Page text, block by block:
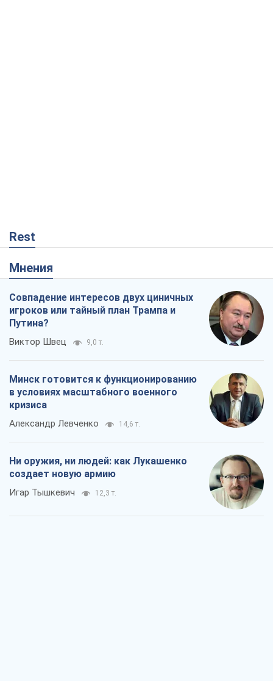
Rest
Мнения
Совпадение интересов двух циничных
игроков или тайный план Трампа и
Путина?
Виктор Швец 9,0 т.
Минск готовится к функционированию
в условиях масштабного военного
кризиса
Александр Левченко 14,6 т.
Ни оружия, ни людей: как Лукашенко
создает новую армию
Игар Тышкевич 12,3 т.